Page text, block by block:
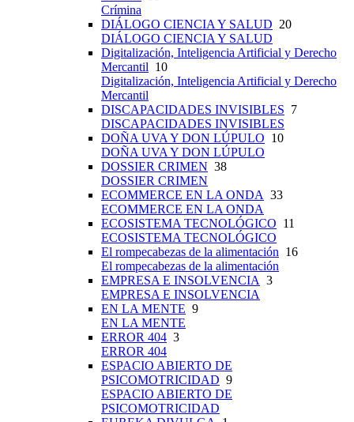
Crímina
DIÁLOGO CIENCIA Y SALUD 20
DIÁLOGO CIENCIA Y SALUD
Digitalización, Inteligencia Artificial y Derecho
Mercantil 10
Digitalización, Inteligencia Artificial y Derecho
Mercantil
DISCAPACIDADES INVISIBLES 7
DISCAPACIDADES INVISIBLES
DOÑA UVA Y DON LÚPULO 10
DOÑA UVA Y DON LÚPULO
DOSSIER CRIMEN 38
DOSSIER CRIMEN
ECOMMERCE EN LA ONDA 33
ECOMMERCE EN LA ONDA
ECOSISTEMA TECNOLÓGICO 11
ECOSISTEMA TECNOLÓGICO
El rompecabezas de la alimentación 16
El rompecabezas de la alimentación
EMPRESA E INSOLVENCIA 3
EMPRESA E INSOLVENCIA
EN LA MENTE 9
EN LA MENTE
ERROR 404 3
ERROR 404
ESPACIO ABIERTO DE
PSICOMOTRICIDAD 9
ESPACIO ABIERTO DE
PSICOMOTRICIDAD